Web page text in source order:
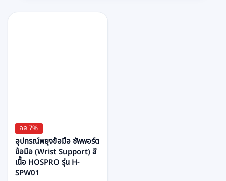
ลด 7%
อุปกรณ์พยุงข้อมือ ซัพพอร์ต
ข้อมือ (Wrist Support) สี
เนื้อ HOSPRO รุ่น H-
SPW01